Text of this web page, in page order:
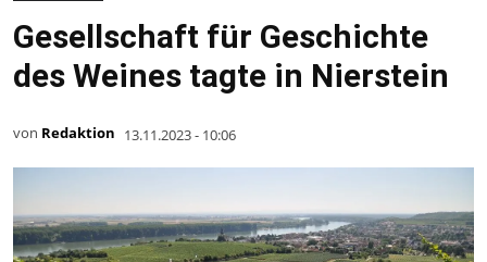
Gesellschaft für Geschichte
des Weines tagte in Nierstein
von Redaktion 13.11.2023 - 10:06